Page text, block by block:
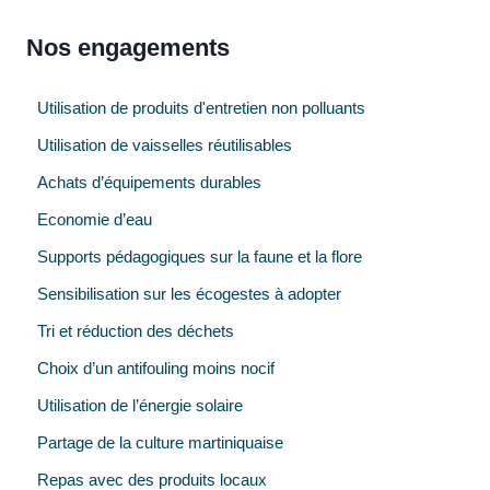
Nos engagements
Utilisation de produits d'entretien non polluants
Utilisation de vaisselles réutilisables
Achats d’équipements durables
Economie d’eau
Supports pédagogiques sur la faune et la flore
Sensibilisation sur les écogestes à adopter
Tri et réduction des déchets
Choix d’un antifouling moins nocif
Utilisation de l’énergie solaire
Partage de la culture martiniquaise
Repas avec des produits locaux